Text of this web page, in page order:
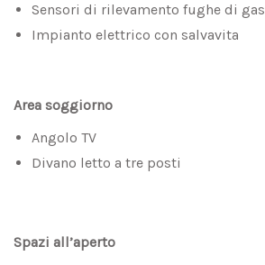
Sensori di rilevamento fughe di gas
Impianto elettrico con salvavita
Area soggiorno
Angolo TV
Divano letto a tre posti
Spazi all’aperto